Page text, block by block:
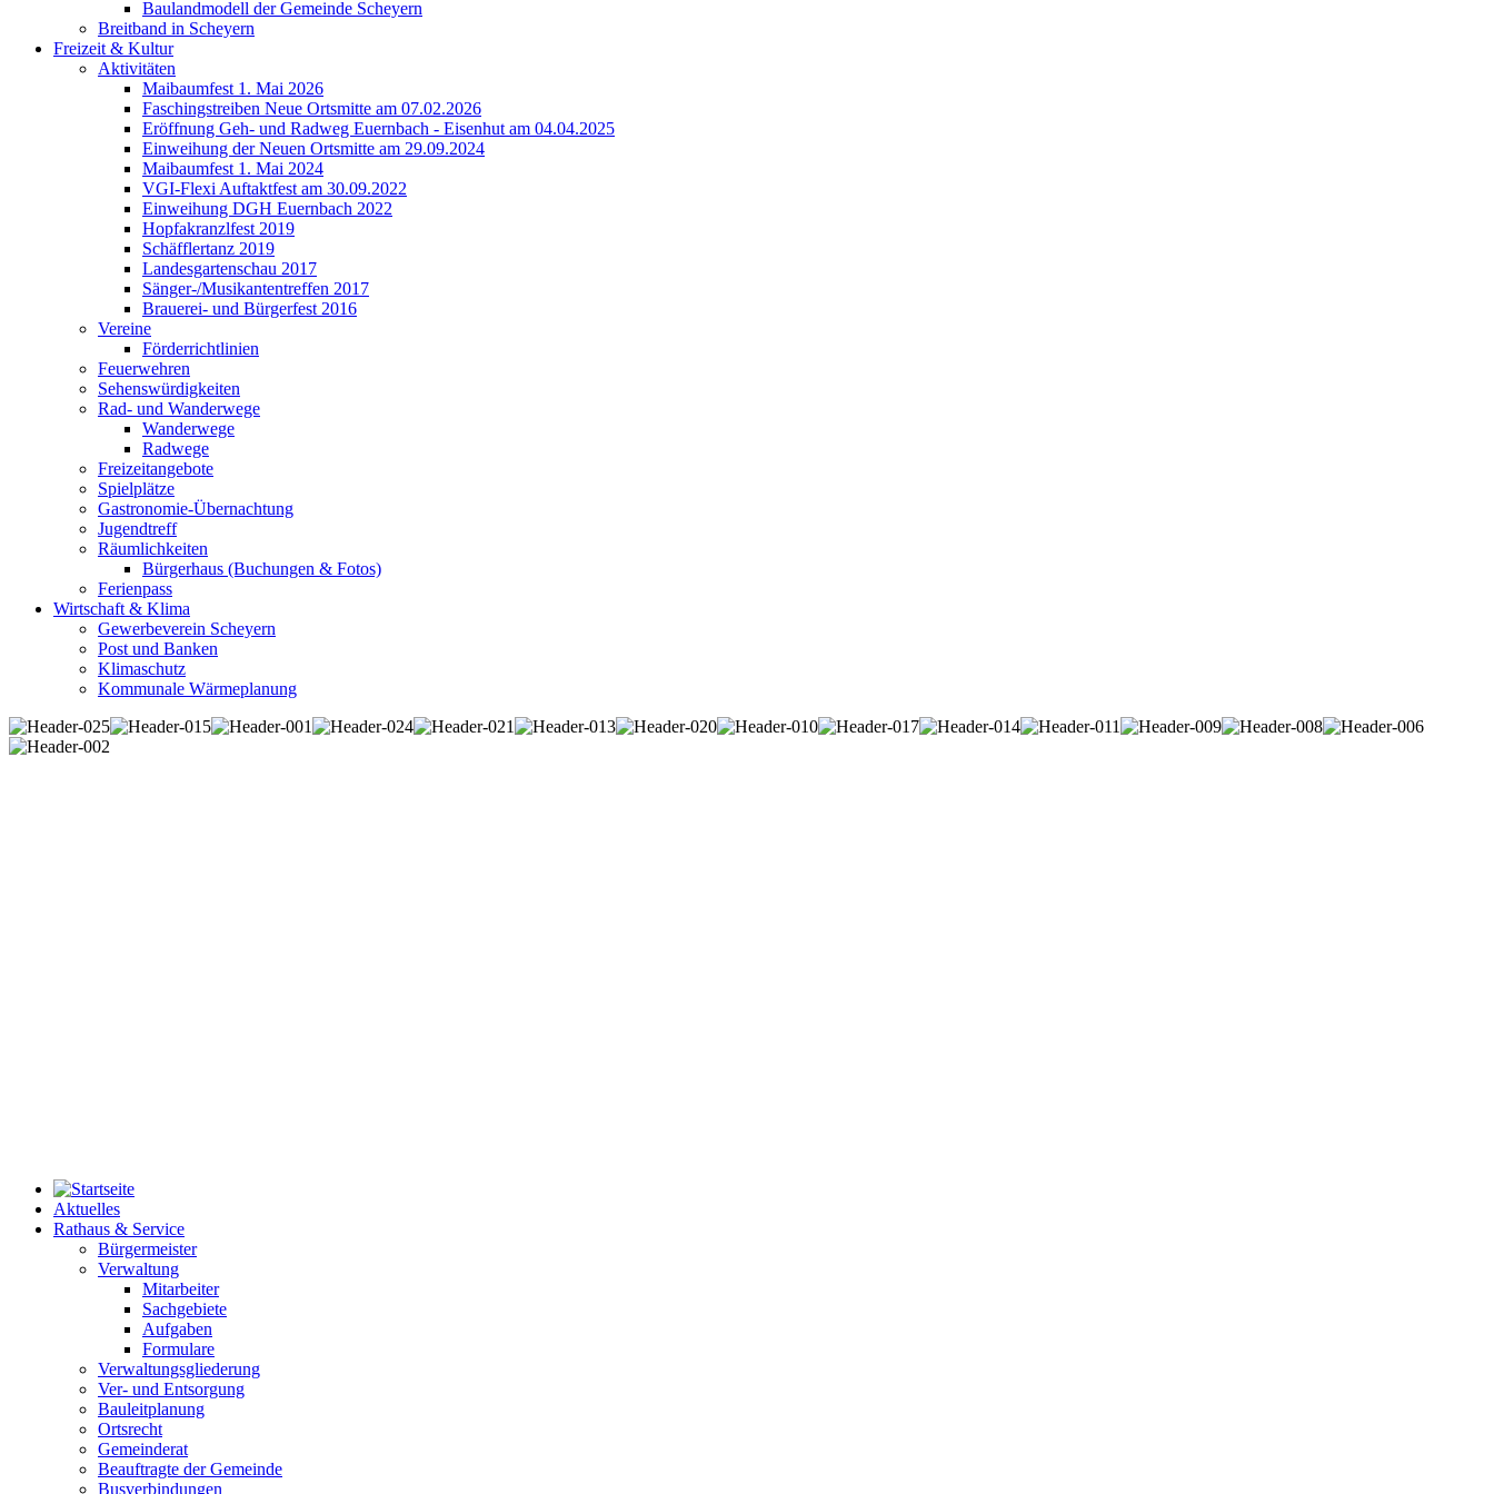
Baulandmodell der Gemeinde Scheyern
Breitband in Scheyern
Freizeit & Kultur
Aktivitäten
Maibaumfest 1. Mai 2026
Faschingstreiben Neue Ortsmitte am 07.02.2026
Eröffnung Geh- und Radweg Euernbach - Eisenhut am 04.04.2025
Einweihung der Neuen Ortsmitte am 29.09.2024
Maibaumfest 1. Mai 2024
VGI-Flexi Auftaktfest am 30.09.2022
Einweihung DGH Euernbach 2022
Hopfakranzlfest 2019
Schäfflertanz 2019
Landesgartenschau 2017
Sänger-/Musikantentreffen 2017
Brauerei- und Bürgerfest 2016
Vereine
Förderrichtlinien
Feuerwehren
Sehenswürdigkeiten
Rad- und Wanderwege
Wanderwege
Radwege
Freizeitangebote
Spielplätze
Gastronomie-Übernachtung
Jugendtreff
Räumlichkeiten
Bürgerhaus (Buchungen & Fotos)
Ferienpass
Wirtschaft & Klima
Gewerbeverein Scheyern
Post und Banken
Klimaschutz
Kommunale Wärmeplanung
Aktuelles
Rathaus & Service
Bürgermeister
Verwaltung
Mitarbeiter
Sachgebiete
Aufgaben
Formulare
Verwaltungsgliederung
Ver- und Entsorgung
Bauleitplanung
Ortsrecht
Gemeinderat
Beauftragte der Gemeinde
Busverbindungen